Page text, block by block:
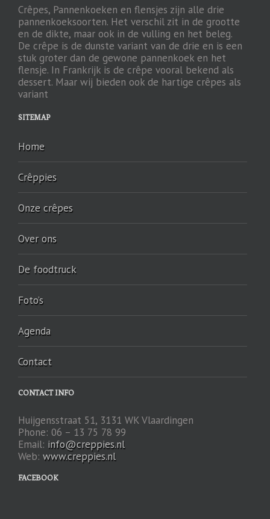
Crêpes, Pannenkoeken en flensjes zijn alle drie
pannenkoeksoorten. Het verschil zit in de grootte
en de dikte, maar ook in de vulling en het beleg.
De crêpe is de dunste variant van de drie en is een
stuk groter dan de gewone pannenkoek en het
flensje. In Frankrijk is de crêpe vooral bekend als
dessert. Maar wij bieden ook de hartige crêpes als
variant
SITEMAP
Home
Crêppies
Onze crêpes
Over ons
De foodtruck
Foto’s
Agenda
Contact
CONTACT INFO
Huijgensstraat 51, 3131 WK Vlaardingen
Phone: 06 – 13 75 78 99
Email: info@creppies.nl
Web: www.creppies.nl
FACEBOOK